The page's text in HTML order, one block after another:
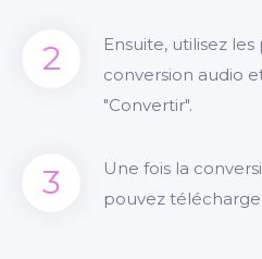
2
Ensuite, utilisez
conversion audio
"Convertir".
3
Une fois la
pouvez